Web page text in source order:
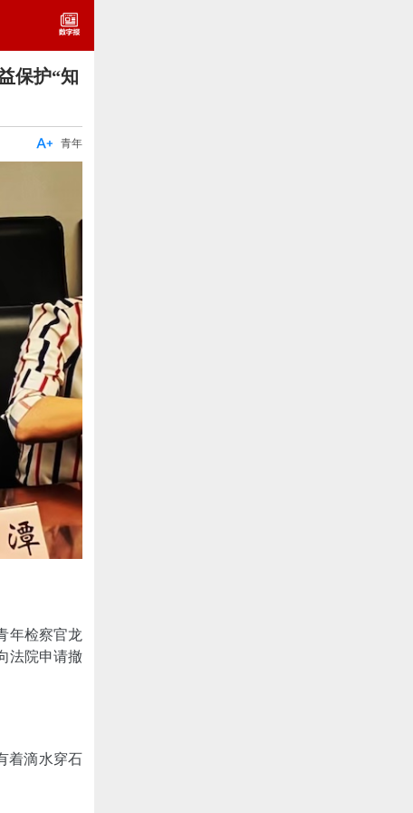
保护“知
青年

年检察官龙
法院申请撤
着滴水穿石